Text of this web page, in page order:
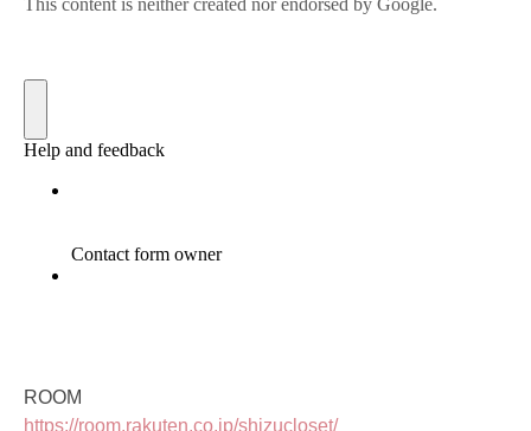
ROOM
https://room.rakuten.co.jp/shizucloset/